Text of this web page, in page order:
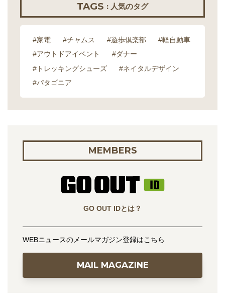
TAGS : 人気のタグ
#家電 #チャムス #遊歩倶楽部
#軽自動車
#アウトドアイベント
#ダナー
#トレッキングシューズ
#ネイタルデザイン
#パタゴニア
MEMBERS
GO OUT IDとは？
WEBニュースのメールマガジン登録はこちら
MAIL MAGAZINE